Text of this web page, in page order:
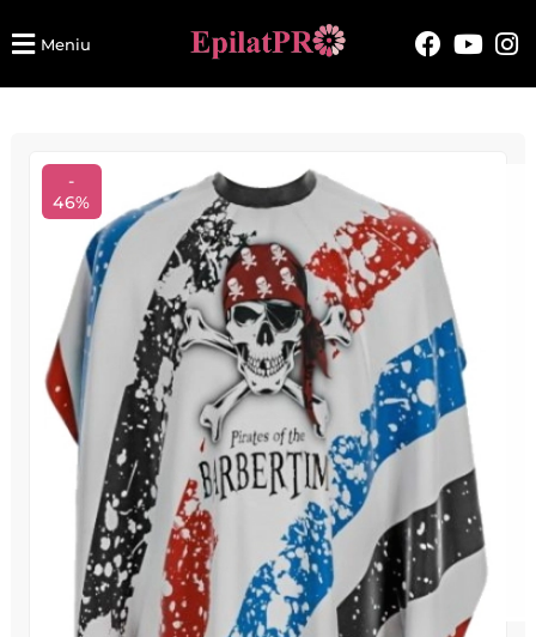
Meniu
-
46%